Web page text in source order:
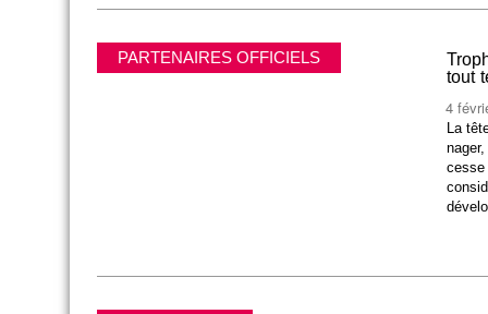
PARTENAIRES OFFICIELS
tout
4
La
cesse